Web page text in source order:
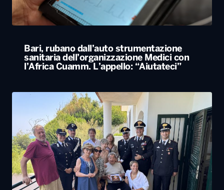
Bari, rubano dall’auto strumentazione
sanitaria dell’organizzazione Medici con
l’Africa Cuamm. L’appello: “Aiutateci”